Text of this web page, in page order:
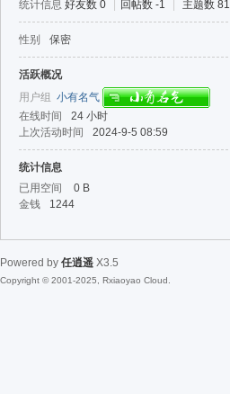
统计信息 好友数 0 回帖数 -1 主题数 81
性别 保密
活跃概况
用户组 小有名气
在线时间
24 小时
上次活动时间
2024-9-5 08:59
统计信息
已用空间
0 B
金钱
1244
Powered by 任逍遥 X3.5
Copyright © 2001-2025, Rxiaoyao Cloud.